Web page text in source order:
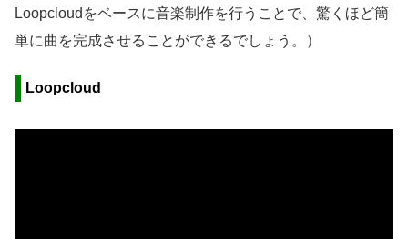
Loopcloudをベースに音楽制作を行うことで、驚くほど簡
単に曲を完成させることができるでしょう。）
Loopcloud